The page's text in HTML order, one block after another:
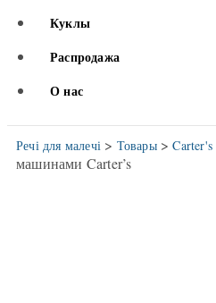
Куклы
Распродажа
О нас
Речі для малечі > Товары>Carter's
машинами Carter’s